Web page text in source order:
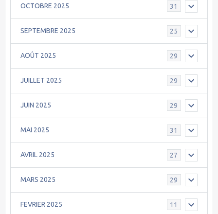
OCTOBRE 2025 31
SEPTEMBRE 2025 25
AOÛT 2025 29
JUILLET 2025 29
JUIN 2025 29
MAI 2025 31
AVRIL 2025 27
MARS 2025 29
FEVRIER 2025 11